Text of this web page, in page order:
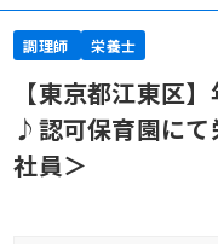
調理師 栄養士
【東京都江東区
♪認可保育園にて
社員＞